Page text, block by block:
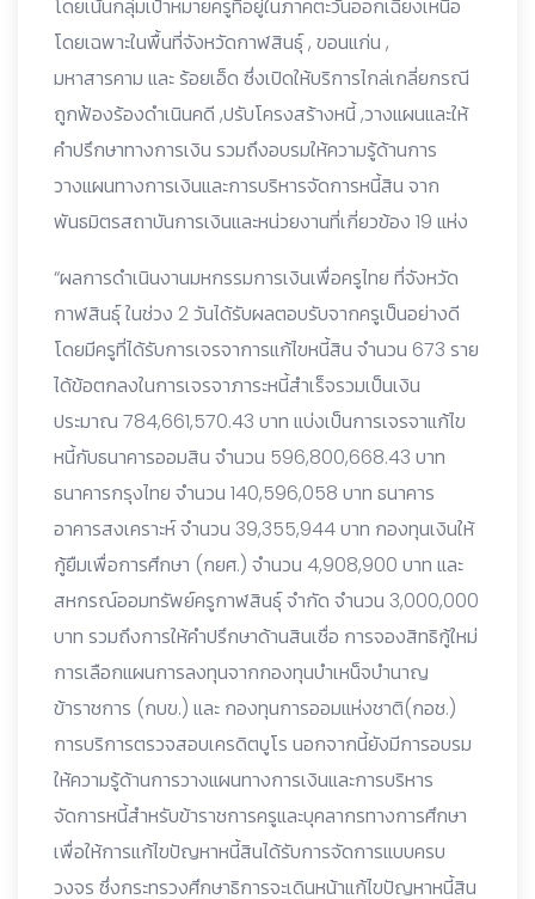
โดยเน้นกลุ่มเป้าหมายครูที่อยู่ในภาคตะวันออกเฉียงเหนือ
โดยเฉพาะในพื้นที่จังหวัดกาฬสินธุ์ , ขอนแก่น ,
มหาสารคาม และ ร้อยเอ็ด ซึ่งเปิดให้บริการไกล่เกลี่ยกรณี
ถูกฟ้องร้องดำเนินคดี ,ปรับโครงสร้างหนี้ ,วางแผนและให้
คำปรึกษาทางการเงิน รวมถึงอบรมให้ความรู้ด้านการ
วางแผนทางการเงินและการบริหารจัดการหนี้สิน จาก
พันธมิตรสถาบันการเงินและหน่วยงานที่เกี่ยวข้อง 19 แห่ง
“ผลการดำเนินงานมหกรรมการเงินเพื่อครูไทย ที่จังหวัด
กาฬสินธุ์ ในช่วง 2 วันได้รับผลตอบรับจากครูเป็นอย่างดี
โดยมีครูที่ได้รับการเจรจาการแก้ไขหนี้สิน จำนวน 673 ราย
ได้ข้อตกลงในการเจรจาภาระหนี้สำเร็จรวมเป็นเงิน
ประมาณ 784,661,570.43 บาท แบ่งเป็นการเจรจาแก้ไข
หนี้กับธนาคารออมสิน จำนวน 596,800,668.43 บาท
ธนาคารกรุงไทย จำนวน 140,596,058 บาท ธนาคาร
อาคารสงเคราะห์ จำนวน 39,355,944 บาท กองทุนเงินให้
กู้ยืมเพื่อการศึกษา (กยศ.) จำนวน 4,908,900 บาท และ
สหกรณ์ออมทรัพย์ครูกาฬสินธุ์ จำกัด จำนวน 3,000,000
บาท รวมถึงการให้คำปรึกษาด้านสินเชื่อ การจองสิทธิกู้ใหม่
การเลือกแผนการลงทุนจากกองทุนบำเหน็จบำนาญ
ข้าราชการ (กบข.) และ กองทุนการออมแห่งชาติ(กอช.)
การบริการตรวจสอบเครดิตบูโร นอกจากนี้ยังมีการอบรม
ให้ความรู้ด้านการวางแผนทางการเงินและการบริหาร
จัดการหนี้สำหรับข้าราชการครูและบุคลากรทางการศึกษา
เพื่อให้การแก้ไขปัญหาหนี้สินได้รับการจัดการแบบครบ
วงจร ซึ่งกระทรวงศึกษาธิการจะเดินหน้าแก้ไขปัญหาหนี้สิน